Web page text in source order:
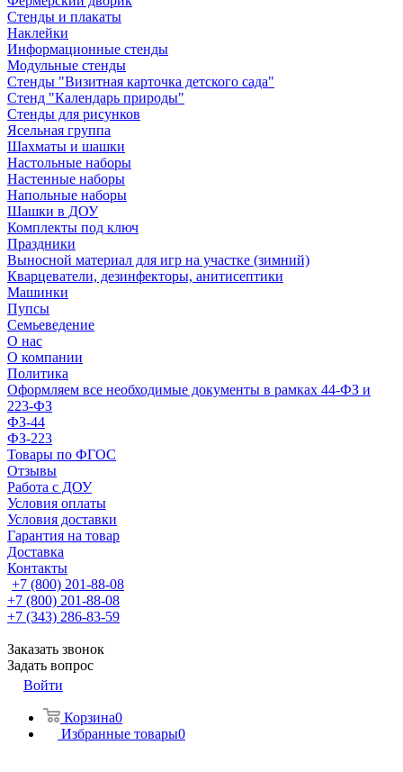
Стенды и плакаты
Наклейки
Информационные стенды
Модульные стенды
Стенды "Визитная карточка детского сада"
Стенд "Календарь природы"
Стенды для рисунков
Ясельная группа
Шахматы и шашки
Настольные наборы
Настенные наборы
Напольные наборы
Шашки в ДОУ
Комплекты под ключ
Праздники
Выносной материал для игр на участке (зимний)
Кварцеватели, дезинфекторы, анитисептики
Машинки
Пупсы
Семьеведение
О нас
О компании
Политика
Оформляем все необходимые документы в рамках 44-ФЗ и
223-ФЗ
ФЗ-44
ФЗ-223
Товары по ФГОС
Отзывы
Работа с ДОУ
Условия оплаты
Условия доставки
Гарантия на товар
Доставка
Контакты
+7 (800) 201-88-08
+7 (800) 201-88-08
+7 (343) 286-83-59
Заказать звонок
Задать вопрос
Войти
Корзина0
Избранные товары0